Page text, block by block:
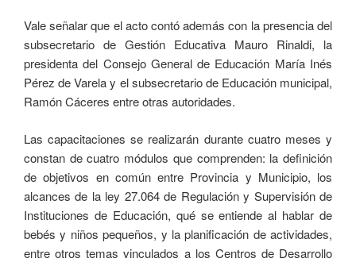
Vale señalar que el acto contó además con la presencia del
subsecretario de Gestión Educativa Mauro Rinaldi, la
presidenta del Consejo General de Educación María Inés
Pérez de Varela y el subsecretario de Educación municipal,
Ramón Cáceres entre otras autoridades.
Las capacitaciones se realizarán durante cuatro meses y
constan de cuatro módulos que comprenden: la definición
de objetivos en común entre Provincia y Municipio, los
alcances de la ley 27.064 de Regulación y Supervisión de
Instituciones de Educación, qué se entiende al hablar de
bebés y niños pequeños, y la planificación de actividades,
entre otros temas vinculados a los Centros de Desarrollo